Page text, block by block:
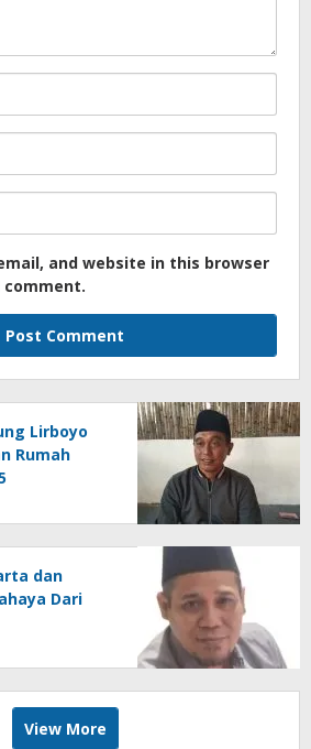
and website in this browser
Lirboyo
Rumah
dan
Dari
View More